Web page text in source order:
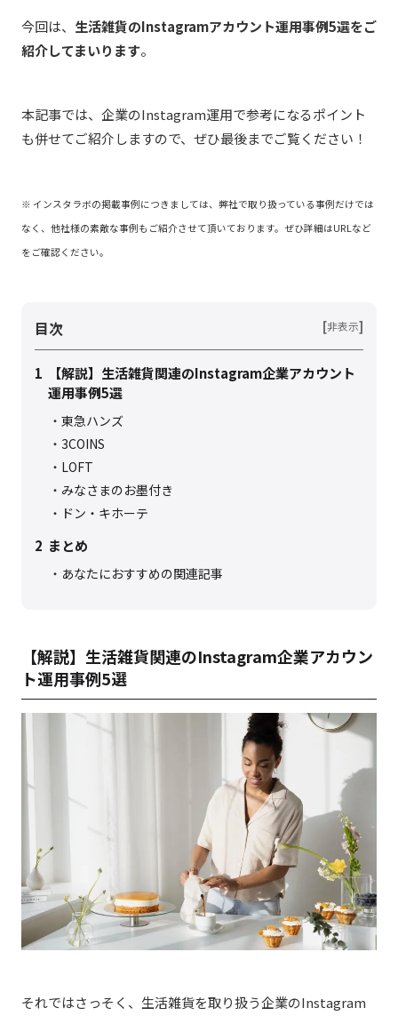
今回は、 生活雑貨のInstagramアカウント運用事例5選をご
紹介してまいります。
本記事では、企業のInstagram運用で参考になるポイント
も併せてご紹介しますので、ぜひ最後までご覧ください！
※ インスタラボの掲載事例につきましては、弊社で取り扱っている事例だけでは
なく、他社様の素敵な事例もご紹介させて頂いております。ぜひ詳細はURLなど
をご確認ください。
目次 [非表示]
1
【解説】生活雑貨関連のInstagram企業アカウント
運用事例5選
東急ハンズ
3COINS
LOFT
みなさまのお墨付き
ドン・キホーテ
2 まとめ
あなたにおすすめの関連記事
【解説】生活雑貨関連のInstagram企業アカウン
ト運用事例5選
それではさっそく、生活雑貨を取り扱う企業のInstagram